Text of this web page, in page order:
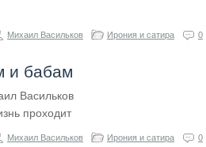
Михаил Васильков Ирония и сатира 0
и бабам
Васильков
проходит
Михаил Васильков Ирония и сатира 0